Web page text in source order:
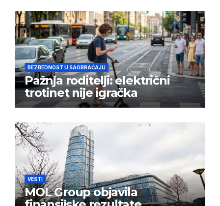
BEZBEDNOST U SAOBRAĆAJU
Pažnja roditelji: električni
trotinet nije igračka
VESTI
MOL Group objavila